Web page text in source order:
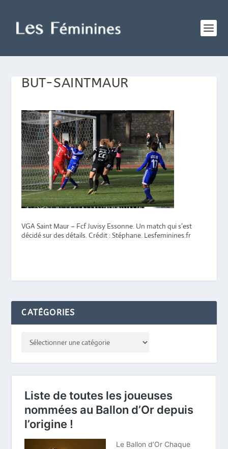
BUT-SAINTMAUR
VGA Saint Maur – Fcf Juvisy Essonne. Un match qui s’est
décidé sur des détails. Crédit : Stéphane. Lesfeminines.fr
CATÉGORIES